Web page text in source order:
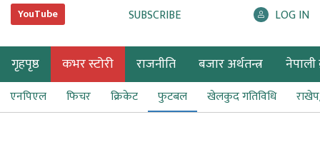
YouTube SUBSCRIBE LOG IN
गृहपृष्ठ कभर स्टोरी राजनीति बजार अर्थतन्त्र नेपाली
एनपिएल फिचर क्रिकेट फुटबल खेलकुद गतिविधि